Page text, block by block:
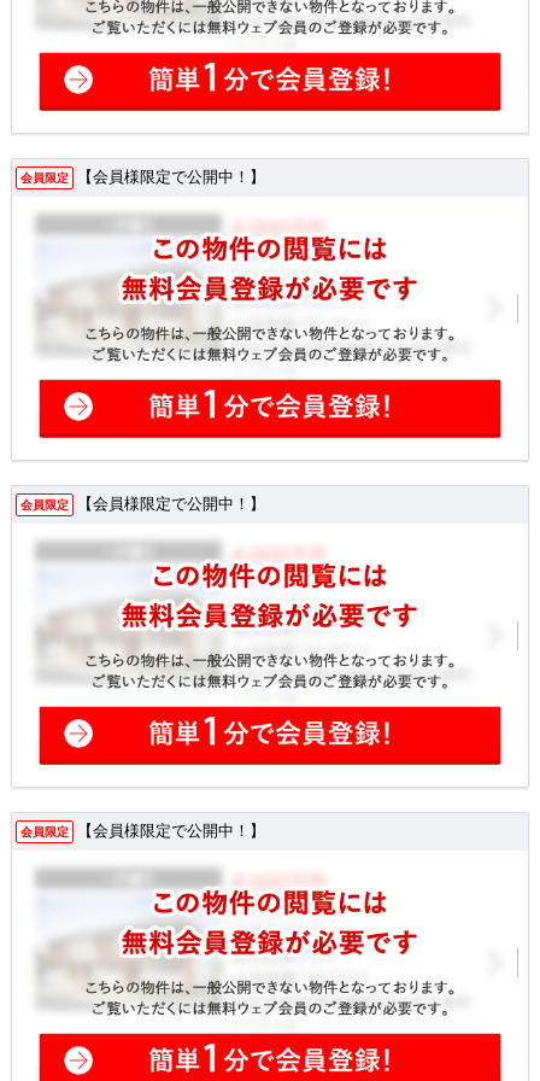
会員限定 【会員様限定で公開中！】
会員限定 【会員様限定で公開中！】
会員限定 【会員様限定で公開中！】